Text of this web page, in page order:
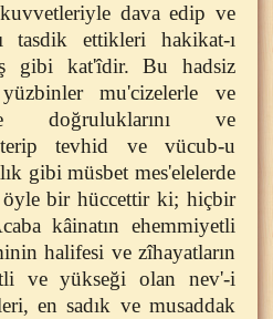
dava edip ve
tasdik ettikleri hakikat-ı
gibi kat'îdir. Bu hadsiz
mu'cizelerle ve
doğruluklarını ve
tevhid ve vücub-u
gibi müsbet mes'elelerde
öyle bir hüccettir ki; hiçbir
kâinatın ehemmiyetli
halifesi ve zîhayatların
ve yükseği olan nev'-i
en sadık ve musaddak